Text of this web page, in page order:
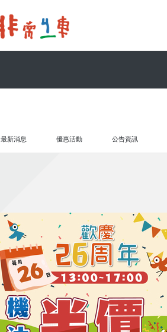
最新消息 優惠活動 公告資訊